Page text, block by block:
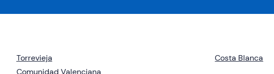
Torrevieja
Comunidad Valenciana
Costa Blanca